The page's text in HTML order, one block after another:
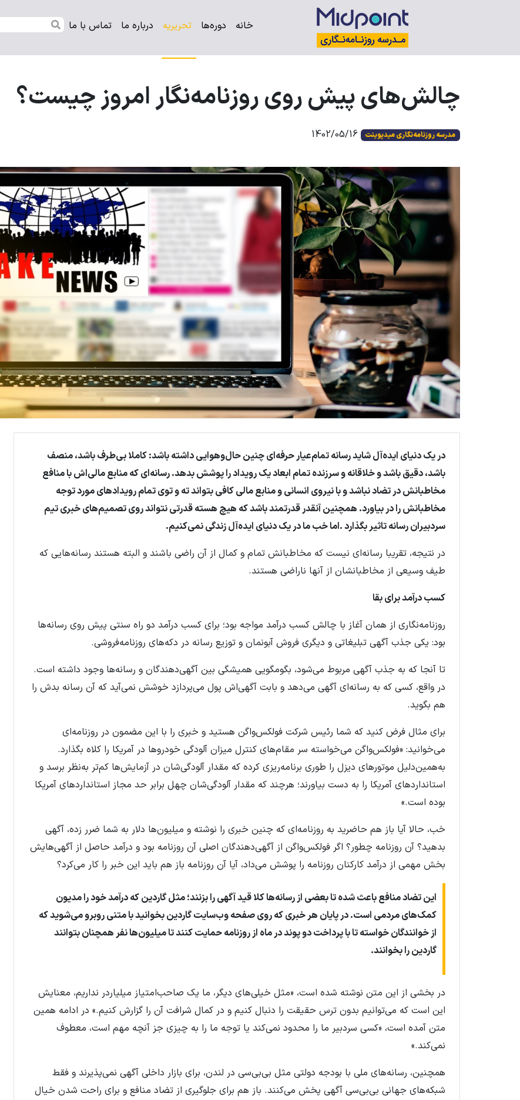
خانه دوره‌ها تحریریه درباره ‌ما تماس‌ با ‌ما
چالش‌های پیش روی روزنامه‌نگار امروز چیست؟
مدرسه روزنامه‌نگاری میدپوینت 1402/05/16
در یک دنیای ایده‌آل شاید رسانه تمام‌عیار حرفه‌ای چنین حال‌و‌هوایی داشته باشد: کاملا بی‌طرف باشد، منصف
باشد، دقیق باشد و خلاقانه و سرزنده تمام ابعاد یک رویداد را پوشش بدهد. رسانه‌ای که منابع مالی‌اش با منافع
مخاطبانش در تضاد نباشد و با نیروی انسانی و منابع مالی کافی بتواند ته و توی تمام رویدادهای مورد توجه
مخاطبانش را در بیاورد. همچنین آنقدر قدرتمند باشد که هیچ هسته قدرتی نتواند روی تصمیم‌های خبری تیم
سردبیران رسانه تاثیر بگذارد.اما خب ما در یک دنیای ایده‌آل زندگی نمی‌کنیم.
در نتیجه، تقریبا رسانه‌ای نیست که مخاطبانش تمام و کمال از آن راضی باشند و البته هستند رسانه‌هایی که
طیف وسیعی از مخاطبانشان از آنها ناراضی هستند.
کسب درآمد برای بقا
روزنامه‌نگاری از همان آغاز با چالش کسب درآمد مواجه بود؛ برای کسب درآمد دو راه سنتی پیش روی رسانه‌ها
بود: یکی جذب آگهی تبلیغاتی و دیگری فروش آبونمان و توزیع رسانه در دکه‌های روزنامه‌فروشی.
تا آنجا که به جذب آگهی مربوط می‌شود، بگومگویی همیشگی بین آگهی‌دهندگان و رسانه‌ها وجود داشته است.
در واقع، کسی که به رسانه‌ای آگهی می‌دهد و بابت آگهی‌اش پول می‌پردازد خوشش نمی‌آید که آن رسانه بدش را
هم بگوید.
برای مثال فرض کنید که شما رئيس شرکت فولکس‌واگن هستید و خبری را با این مضمون در روزنامه‌ای
می‌خوانید: «فولکس‌واگن می‌خواسته سر مقام‌های کنترل میزان آلودگی خودروها در آمریکا را کلاه بگذارد.
به‌همین‌دلیل موتورهای دیزل را طوری برنامه‌ریزی کرده که مقدار آلودگی‌شان در آزمایش‌ها کم‌تر به‌نظر برسد و
استانداردهای آمریکا را به دست بیاورند؛ هرچند که مقدار آلودگی‌شان چهل برابر حد مجاز استانداردهای آمریکا
بوده است.»
خب، حالا آیا باز هم حاضرید به روزنامه‌ای که چنین خبری را نوشته و میلیون‌ها دلار به شما ضرر زده، آگهی
بدهید؟ آن روزنامه چطور؟ اگر فولکس‌واگن از آگهی‌دهندگان اصلی آن روزنامه ‌بود و درآمد حاصل از آگهی‌هایش
بخش مهمی از درآمد کارکنان روزنامه را پوشش می‌داد، آیا آن روزنامه باز هم باید این خبر را کار می‌کرد؟
این تضاد منافع باعث شده تا بعضی از رسانه‌ها کلا قید آگهی را بزنند؛ مثل گاردین که درآمد خود را مدیون
کمک‌های مردمی است. در پایان هر خبری که روی صفحه وب‌سایت گاردین بخوانید با متنی روبرو می‌شوید که
از خوانندگان خواسته تا با پرداخت دو پوند در ماه از روزنامه حمایت کنند تا میلیون‌ها نفر همچنان بتوانند
گاردین را بخوانند.
در بخشی از این متن نوشته شده است، «مثل خیلی‌های دیگر، ما یک صاحب‌امتیاز میلیاردر نداریم، معنایش
این است که می‌توانیم بدون ترس حقیقت را دنبال کنیم و در کمال شرافت آن را گزارش کنیم.» در ادامه همین
متن آمده است، «کسی سردبیر ما را محدود نمی‌کند یا توجه ما را به چیزی جز آنچه مهم است، معطوف
نمی‌کند.»
همچنین، رسانه‌های ملی با بودجه دولتی مثل بی‌بی‌سی در لندن، برای بازار داخلی آگهی نمی‌پذیرند و فقط
شبکه‌های جهانی بی‌بی‌سی آگهی پخش می‌کنند. باز هم برای جلوگیری از تضاد منافع و برای راحت شدن خیال